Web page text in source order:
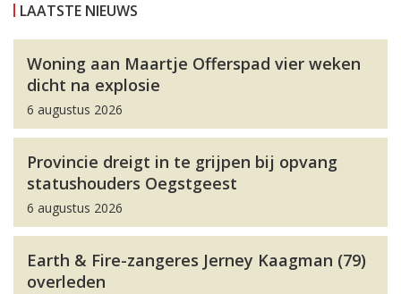
LAATSTE NIEUWS
Woning aan Maartje Offerspad vier weken
dicht na explosie
6 augustus 2026
Provincie dreigt in te grijpen bij opvang
statushouders Oegstgeest
6 augustus 2026
Earth & Fire-zangeres Jerney Kaagman (79)
overleden